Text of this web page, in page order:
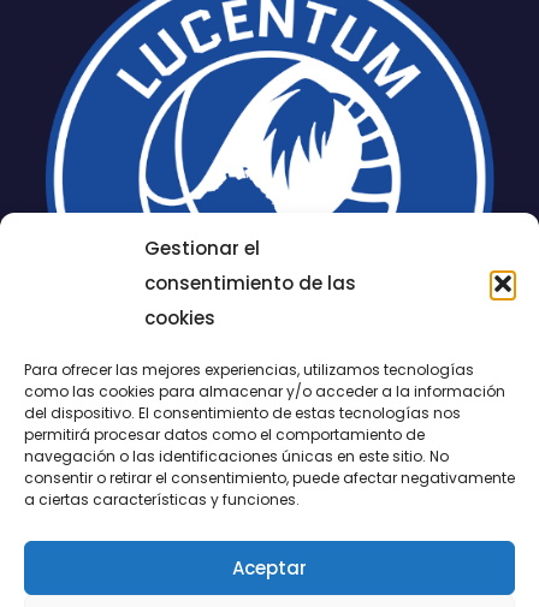
Gestionar el
consentimiento de las
cookies
Para ofrecer las mejores experiencias, utilizamos tecnologías
como las cookies para almacenar y/o acceder a la información
del dispositivo. El consentimiento de estas tecnologías nos
permitirá procesar datos como el comportamiento de
navegación o las identificaciones únicas en este sitio. No
consentir o retirar el consentimiento, puede afectar negativamente
a ciertas características y funciones.
Aceptar
LUCENTUM
ALICANTE
CONTACTO